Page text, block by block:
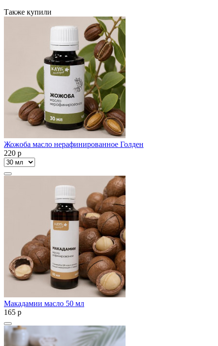
Также купили
Жожоба масло нерафинированное Голден
220 p
Макадамии масло 50 мл
165 p